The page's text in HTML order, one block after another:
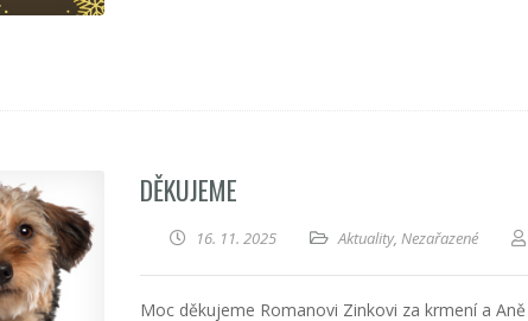
DĚKUJEME
16. 11. 2025 Aktuality, Nezařazené
Moc děkujeme Romanovi Zinkovi za krmení a